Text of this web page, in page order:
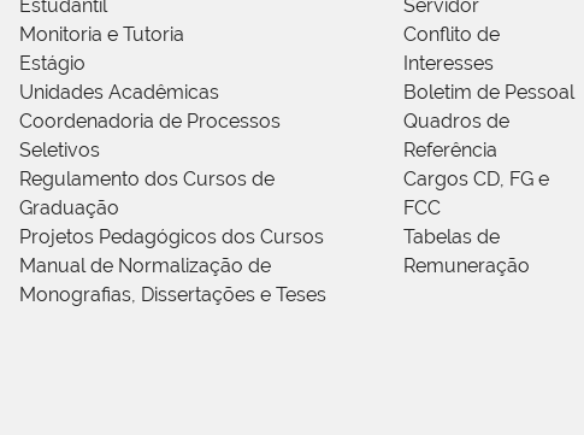
Estudantil
Monitoria e Tutoria
Estágio
Unidades Acadêmicas
Coordenadoria de Processos
Seletivos
Regulamento dos Cursos de
Graduação
Projetos Pedagógicos dos Cursos
Manual de Normalização de
Monografias, Dissertações e Teses
Servidor
Conflito de
Interesses
Boletim de Pessoal
Quadros de
Referência
Cargos CD, FG e
FCC
Tabelas de
Remuneração